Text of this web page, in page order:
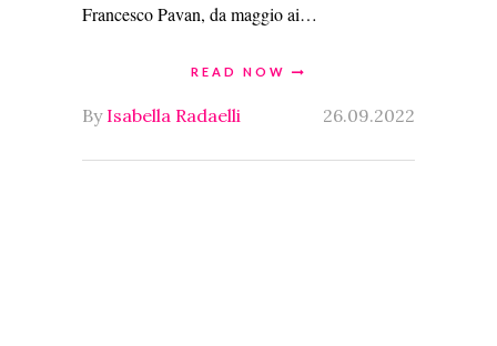
Francesco Pavan, da maggio ai…
READ NOW
By Isabella Radaelli 26.09.2022